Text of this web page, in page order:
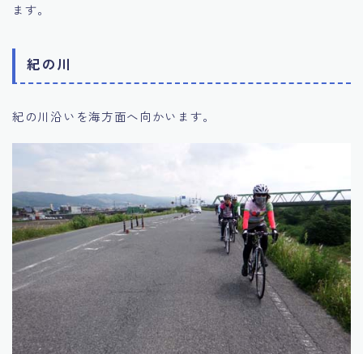
ます。
紀の川
紀の川沿いを海方面へ向かいます。